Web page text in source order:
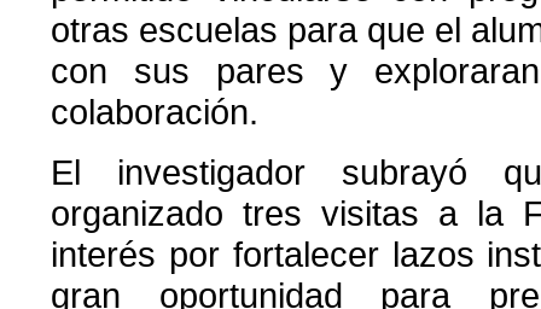
otras escuelas para que el
con sus pares y
colaboración.
El investigador subrayó
organizado tres visitas a la
interés por fortalecer lazos
gran oportunidad para